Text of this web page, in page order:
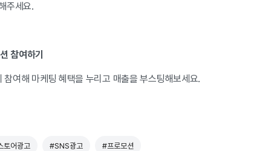
주세요.
참여하기
참여해 마케팅 혜택을 누리고 매출을 부스팅해보세요.
토어광고 #SNS광고 #프로모션